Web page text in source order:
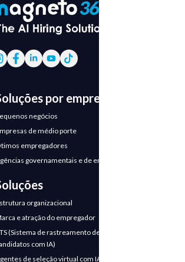
por empresa
negócios
de médio porte
empregadores
governamentais e de emprego
organizacional
e atração do empregador
(Sistema de rastreamento de
com IA)
de seleção virtual com IA